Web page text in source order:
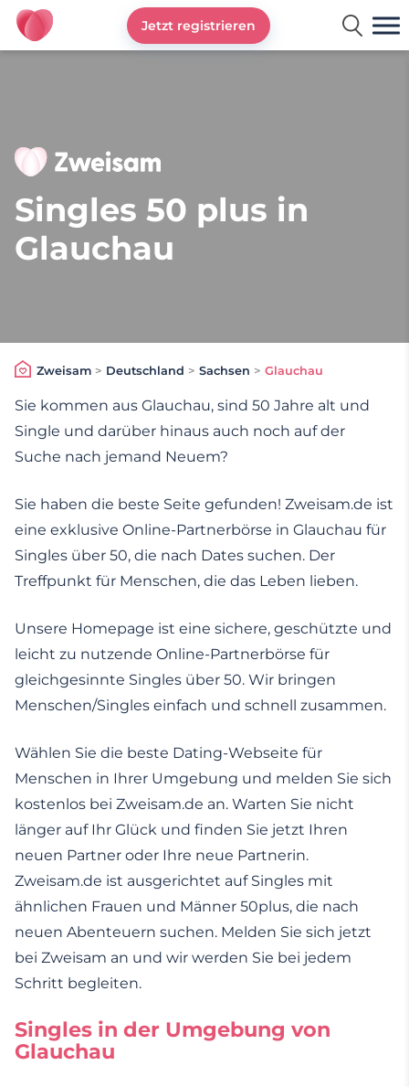
Zweisam
Jetzt registrieren
Singles 50 plus in
Glauchau
Zweisam> Deutschland > Sachsen > Glauchau
Sie kommen aus Glauchau, sind 50 Jahre alt und
Single und darüber hinaus auch noch auf der
Suche nach jemand Neuem?
Sie haben die beste Seite gefunden! Zweisam.de ist
eine exklusive Online-Partnerbörse in Glauchau für
Singles über 50, die nach Dates suchen. Der
Treffpunkt für Menschen, die das Leben lieben.
Unsere Homepage ist eine sichere, geschützte und
leicht zu nutzende Online-Partnerbörse für
gleichgesinnte Singles über 50. Wir bringen
Menschen/Singles einfach und schnell zusammen.
Wählen Sie die beste Dating-Webseite für
Menschen in Ihrer Umgebung und melden Sie sich
kostenlos bei Zweisam.de an. Warten Sie nicht
länger auf Ihr Glück und finden Sie jetzt Ihren
neuen Partner oder Ihre neue Partnerin.
Zweisam.de ist ausgerichtet auf Singles mit
ähnlichen Frauen und Männer 50plus, die nach
neuen Abenteuern suchen. Melden Sie sich jetzt
bei Zweisam an und wir werden Sie bei jedem
Schritt begleiten.
Singles in der Umgebung von
Glauchau